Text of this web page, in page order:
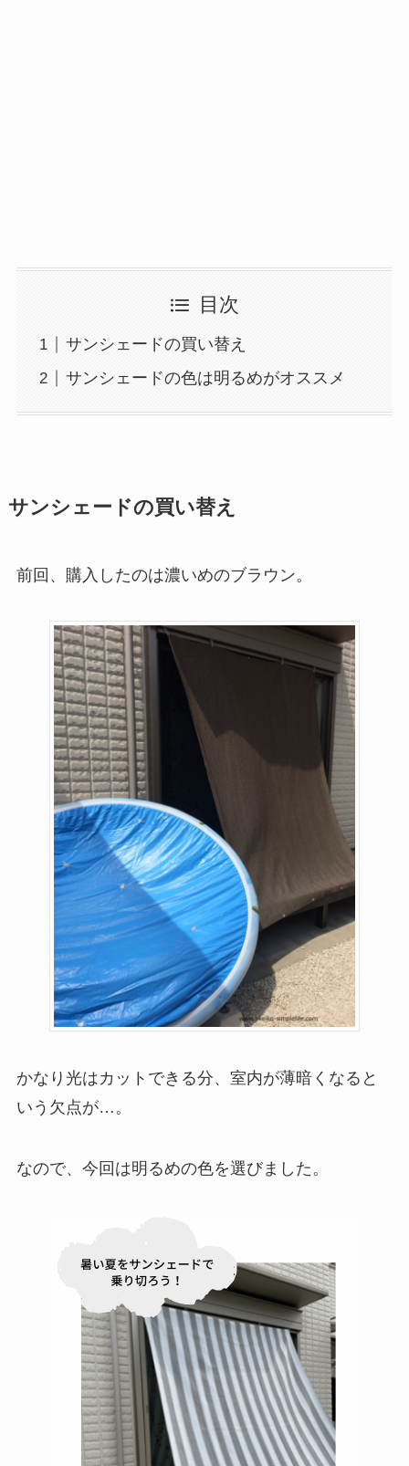
目次
サンシェードの買い替え
サンシェードの色は明るめがオススメ
サンシェードの買い替え
前回、購入したのは濃いめのブラウン。
かなり光はカットできる分、室内が薄暗くなると
いう欠点が…。
なので、今回は明るめの色を選びました。